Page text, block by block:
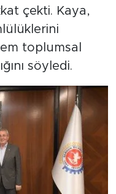
çekti. Kaya,
toplumsal
söyledi.